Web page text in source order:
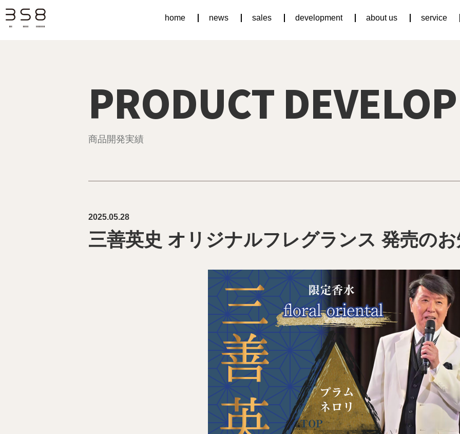
home news sales development about us service
PRODUCT
商品開発実績
2025.05.28
三善英史 オリジナルフレグランス 発売の